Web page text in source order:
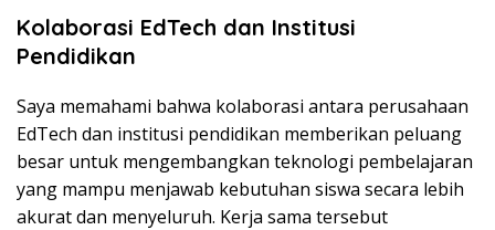
Kolaborasi EdTech dan Institusi
Pendidikan
Saya memahami bahwa kolaborasi antara perusahaan
EdTech dan institusi pendidikan memberikan peluang
besar untuk mengembangkan teknologi pembelajaran
yang mampu menjawab kebutuhan siswa secara lebih
akurat dan menyeluruh. Kerja sama tersebut